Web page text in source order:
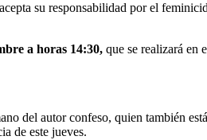
su responsabilidad por el
a horas 14:30, que se realizará en
del autor confeso, quien también
de este jueves.